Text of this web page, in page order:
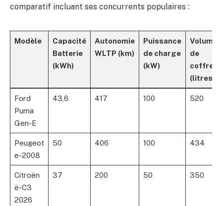
comparatif incluant ses concurrents populaires :
Modèle
Capacité
Batterie
(kWh)
Autonomie
WLTP (km)
Puissance
de charge
(kW)
Volume
de
coffre
(litres)
Ford
Puma
Gen-E
43,6 417 100 520
Peugeot
e-2008
50 406 100 434
Citroën
ë-C3
2026
37 200 50 350